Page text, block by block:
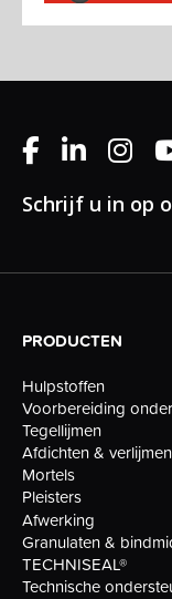
Schrijf u in op
PRODUCTEN
Hulpstoffen
Voorbereiding
Tegellijmen
Afdichten & verlijmen
Mortels
Pleisters
Afwerking
Granulaten &
TECHNISEAL®
Technische